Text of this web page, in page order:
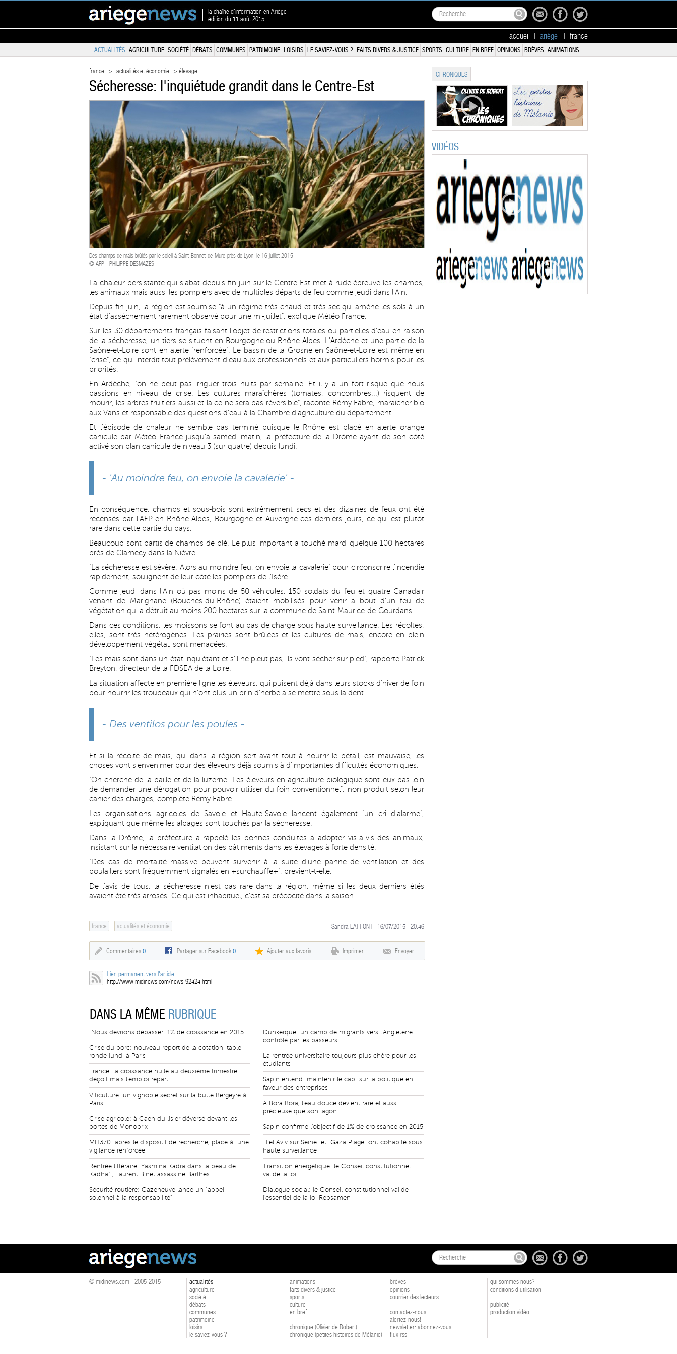
la chaîne d'information en Ariège
édition du 11 août 2015
accueil ariège france
ACTUALITÉS AGRICULTURE SOCIÉTÉ DÉBATS COMMUNES PATRIMOINE LOISIRS LE SAVIEZ-VOUS ? FAITS DIVERS & JUSTICE SPORTS CULTURE EN BREF OPINIONS BRÈVES ANIMATIONS
france > actualités et économie > élevage
Sécheresse: l'inquiétude grandit dans le Centre-Est
Des champs de maïs brûlés par le soleil à Saint-Bonnet-de-Mure près de Lyon, le 16 juillet 2015
© AFP - PHILIPPE DESMAZES
La chaleur persistante qui s'abat depuis fin juin sur le Centre-Est met à rude épreuve les champs,
les animaux mais aussi les pompiers avec de multiples départs de feu comme jeudi dans l'Ain.
Depuis fin juin, la région est soumise "à un régime très chaud et très sec qui amène les sols à un
état d'assèchement rarement observé pour une mi-juillet", explique Météo France.
Sur les 30 départements français faisant l'objet de restrictions totales ou partielles d'eau en raison
de la sécheresse, un tiers se situent en Bourgogne ou Rhône-Alpes. L'Ardèche et une partie de la
Saône-et-Loire sont en alerte "renforcée". Le bassin de la Grosne en Saône-et-Loire est même en
"crise", ce qui interdit tout prélèvement d'eau aux professionnels et aux particuliers hormis pour les
priorités.
En Ardèche, "on ne peut pas irriguer trois nuits par semaine. Et il y a un fort risque que nous
passions en niveau de crise. Les cultures maraîchères (tomates, concombres...) risquent de
mourir, les arbres fruitiers aussi et là ce ne sera pas réversible", raconte Rémy Fabre, maraîcher bio
aux Vans et responsable des questions d'eau à la Chambre d'agriculture du département.
Et l'épisode de chaleur ne semble pas terminé puisque le Rhône est placé en alerte orange
canicule par Météo France jusqu'à samedi matin, la préfecture de la Drôme ayant de son côté
activé son plan canicule de niveau 3 (sur quatre) depuis lundi.
- 'Au moindre feu, on envoie la cavalerie' -
En conséquence, champs et sous-bois sont extrêmement secs et des dizaines de feux ont été
recensés par l'AFP en Rhône-Alpes, Bourgogne et Auvergne ces derniers jours, ce qui est plutôt
rare dans cette partie du pays.
Beaucoup sont partis de champs de blé. Le plus important a touché mardi quelque 100 hectares
près de Clamecy dans la Nièvre.
"La sécheresse est sévère. Alors au moindre feu, on envoie la cavalerie" pour circonscrire l'incendie
rapidement, soulignent de leur côté les pompiers de l'Isère.
Comme jeudi dans l'Ain où pas moins de 50 véhicules, 150 soldats du feu et quatre Canadair
venant de Marignane (Bouches-du-Rhône) étaient mobilisés pour venir à bout d'un feu de
végétation qui a détruit au moins 200 hectares sur la commune de Saint-Maurice-de-Gourdans.
Dans ces conditions, les moissons se font au pas de charge sous haute surveillance. Les récoltes,
elles, sont très hétérogènes. Les prairies sont brûlées et les cultures de maïs, encore en plein
développement végétal, sont menacées.
"Les maïs sont dans un état inquiétant et s'il ne pleut pas, ils vont sécher sur pied", rapporte Patrick
Breyton, directeur de la FDSEA de la Loire.
La situation affecte en première ligne les éleveurs, qui puisent déjà dans leurs stocks d'hiver de foin
pour nourrir les troupeaux qui n'ont plus un brin d'herbe à se mettre sous la dent.
- Des ventilos pour les poules -
Et si la récolte de maïs, qui dans la région sert avant tout à nourrir le bétail, est mauvaise, les
choses vont s'envenimer pour des éleveurs déjà soumis à d'importantes difficultés économiques.
"On cherche de la paille et de la luzerne. Les éleveurs en agriculture biologique sont eux pas loin
de demander une dérogation pour pouvoir utiliser du foin conventionnel", non produit selon leur
cahier des charges, complète Rémy Fabre.
Les organisations agricoles de Savoie et Haute-Savoie lancent également "un cri d'alarme",
expliquant que même les alpages sont touchés par la sécheresse.
Dans la Drôme, la préfecture a rappelé les bonnes conduites à adopter vis-à-vis des animaux,
insistant sur la nécessaire ventilation des bâtiments dans les élevages à forte densité.
"Des cas de mortalité massive peuvent survenir à la suite d'une panne de ventilation et des
poulaillers sont fréquemment signalés en +surchauffe+", previent-t-elle.
De l'avis de tous, la sécheresse n'est pas rare dans la région, même si les deux derniers étés
avaient été très arrosés. Ce qui est inhabituel, c'est sa précocité dans la saison.
france actualités et économie Sandra LAFFONT | 16/07/2015 - 20:46
Commentaires 0 Partager sur Facebook0 Ajouter aux favoris Imprimer Envoyer
Lien permanent vers l'article:
http://www.midinews.com/news-92424.html
DANS LA MÊME RUBRIQUE
"Nous devrions dépasser" 1% de croissance en 2015
Crise du porc: nouveau report de la cotation, table
ronde lundi à Paris
France: la croissance nulle au deuxième trimestre
déçoit mais l'emploi repart
Viticulture: un vignoble secret sur la butte Bergeyre à
Paris
Crise agricole: à Caen du lisier déversé devant les
portes de Monoprix
MH370: après le dispositif de recherche, place à "une
vigilance renforcée"
Rentrée littéraire: Yasmina Kadra dans la peau de
Kadhafi, Laurent Binet assassine Barthes
Sécurité routière: Cazeneuve lance un "appel
solennel à la responsabilité"
Dunkerque: un camp de migrants vers l'Angleterre
contrôlé par les passeurs
La rentrée universitaire toujours plus chère pour les
étudiants
Sapin entend "maintenir le cap" sur la politique en
faveur des entreprises
A Bora Bora, l'eau douce devient rare et aussi
précieuse que son lagon
Sapin confirme l'objectif de 1% de croissance en 2015
"Tel Aviv sur Seine" et "Gaza Plage" ont cohabité sous
haute surveillance
Transition énergétique: le Conseil constitutionnel
valide la loi
Dialogue social: le Conseil constitutionnel valide
l'essentiel de la loi Rebsamen
CHRONIQUES
VIDÉOS
© midinews.com - 2005-2015
actualités
agriculture
société
débats
communes
patrimoine
loisirs
le saviez-vous ?
animations
faits divers & justice
sports
culture
en bref
chronique (Olivier de Robert)
chronique (petites histoires de Mélanie)
brèves
opinions
courrier des lecteurs
contactez-nous
alertez-nous!
newsletter: abonnez-vous
flux rss
qui sommes nous?
conditions d'utilisation
publicité
production vidéo